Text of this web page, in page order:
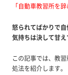
「自動車教習所を
怒られてばかりで
気持ちは決して甘え
この記事では、教
処法を紹介します。